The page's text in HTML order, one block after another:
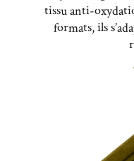
tissu anti-
formats, ils